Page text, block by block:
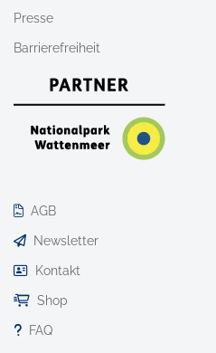
Presse
Barrierefreiheit
AGB
Newsletter
Kontakt
Shop
FAQ